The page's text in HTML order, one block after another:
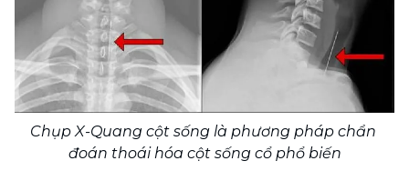
Chụp X-Quang cột sống là phương pháp chẩn
đoán thoái hóa cột sống cổ phổ biến